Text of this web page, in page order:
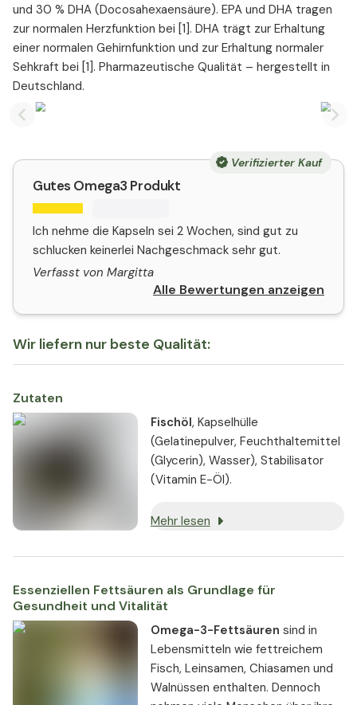
und 30 % DHA (Docosahexaensäure). EPA und DHA tragen
zur normalen Herzfunktion bei [1]. DHA trägt zur Erhaltung
einer normalen Gehirnfunktion und zur Erhaltung normaler
Sehkraft bei [1]. Pharmazeutische Qualität – hergestellt in
Deutschland.
Previous slide
Verifizierter Kauf
Gutes Omega3 Produkt
Ich nehme die Kapseln sei 2 Wochen, sind gut zu
schlucken keinerlei Nachgeschmack sehr gut.
Verfasst von Margitta
Alle Bewertungen anzeigen
Wir liefern nur beste Qualität:
Zutaten
Fischöl, Kapselhülle
(Gelatinepulver, Feuchthaltemittel
(Glycerin), Wasser), Stabilisator
(Vitamin E-Öl).
Mehr lesen
Essenziellen Fettsäuren als Grundlage für
Gesundheit und Vitalität
Omega-3-Fettsäuren sind in
Lebensmitteln wie fettreichem
Fisch, Leinsamen, Chiasamen und
Walnüssen enthalten. Dennoch